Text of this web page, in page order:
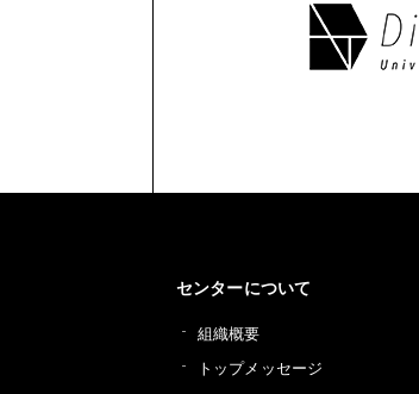
センターについて
組織概要
トップメッセージ